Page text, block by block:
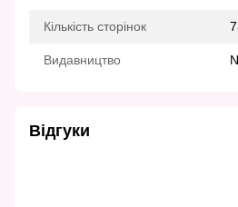
Кількість сторінок
Видавництво
Відгуки